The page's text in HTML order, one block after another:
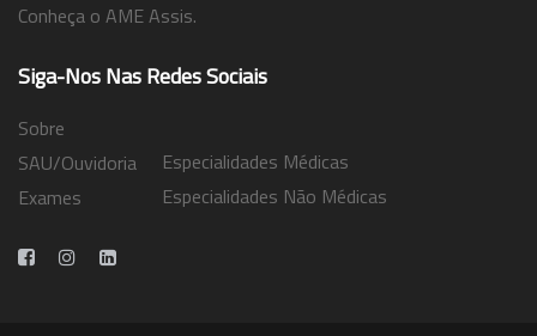
Conheça o AME Assis.
Siga-Nos Nas Redes Sociais
Sobre
SAU/Ouvidoria
Exames
Especialidades Médicas
Especialidades Não Médicas